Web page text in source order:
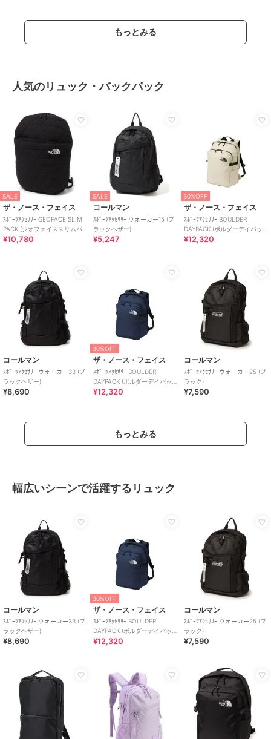
もっとみる
人気のリュック・バックパック
SALE
ザ・ノース・フェイス
ｽﾎﾟｰﾂｱｸｾｻﾘｰ GEOFACE SLIM
PACK (ジオフェイススリムパ
ック)
¥10,780
SALE
コールマン
ｽﾎﾟｰﾂｱｸｾｻﾘｰ ウォーカー15 (ブ
ラックヘザー)
¥5,247
30%OFF
ザ・ノース・フェイス
ｽﾎﾟｰﾂｱｸｾｻﾘｰ BOULDER
DAYPACK (ボルダーデイパッ
ク)
¥12,320
コールマン
ｽﾎﾟｰﾂｱｸｾｻﾘｰ ウォーカー33 (ブ
ラックヘザー)
¥8,690
30%OFF
ザ・ノース・フェイス
ｽﾎﾟｰﾂｱｸｾｻﾘｰ BOULDER
DAYPACK (ボルダーデイパッ
ク)
¥12,320
コールマン
ｽﾎﾟｰﾂｱｸｾｻﾘｰ ウォーカー25 (ブ
ラック)
¥7,590
もっとみる
幅広いシーンで活躍するリュック
コールマン
ｽﾎﾟｰﾂｱｸｾｻﾘｰ ウォーカー33 (ブ
ラックヘザー)
¥8,690
30%OFF
ザ・ノース・フェイス
ｽﾎﾟｰﾂｱｸｾｻﾘｰ BOULDER
DAYPACK (ボルダーデイパッ
ク)
¥12,320
コールマン
ｽﾎﾟｰﾂｱｸｾｻﾘｰ ウォーカー25 (ブ
ラック)
¥7,590